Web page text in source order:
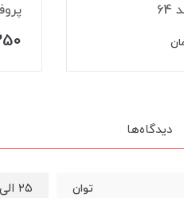
دیدگاه‌ها
توان ۲۵ الی ۳۶ وات